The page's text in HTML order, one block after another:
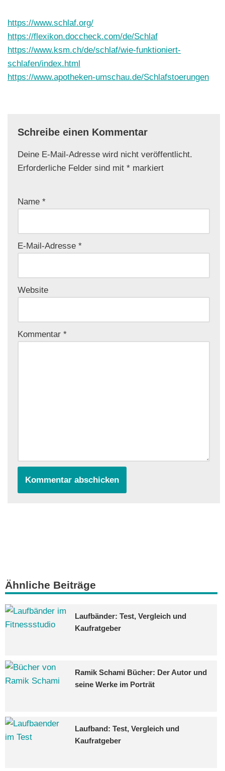
https://www.schlaf.org/
https://flexikon.doccheck.com/de/Schlaf
https://www.ksm.ch/de/schlaf/wie-funktioniert-
schlafen/index.html
https://www.apotheken-umschau.de/Schlafstoerungen
Schreibe einen Kommentar
Deine E-Mail-Adresse wird nicht veröffentlicht.
Erforderliche Felder sind mit * markiert
Name *
E-Mail-Adresse *
Website
Kommentar *
Ähnliche Beiträge
Laufbänder: Test, Vergleich und
Kaufratgeber
Ramik Schami Bücher: Der Autor und
seine Werke im Porträt
Laufband: Test, Vergleich und
Kaufratgeber